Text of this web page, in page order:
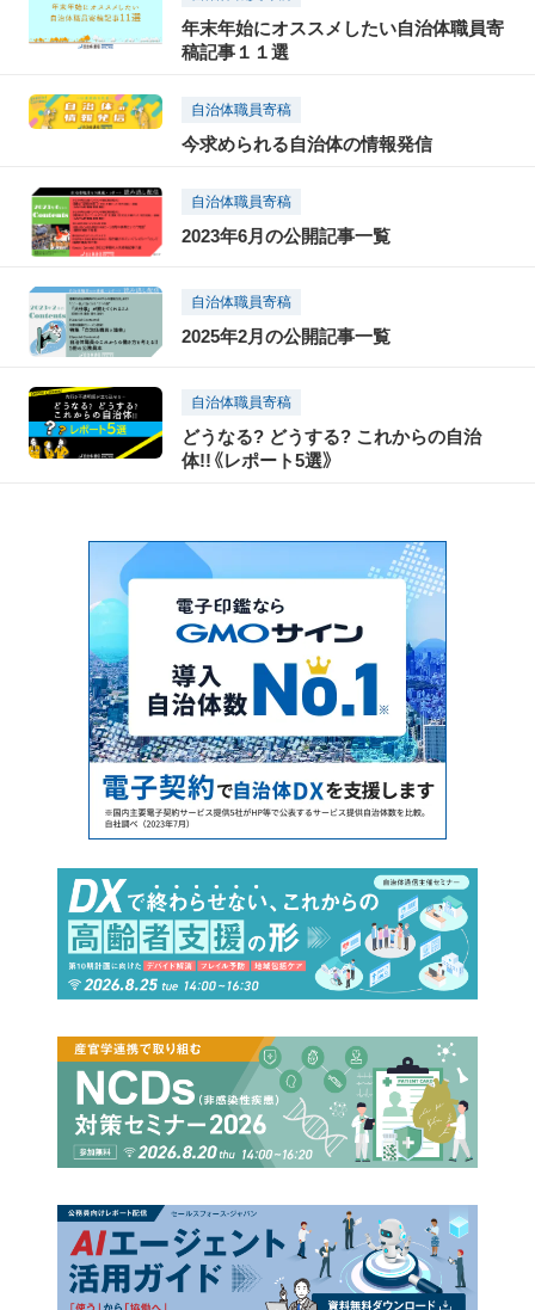
年末年始にオススメしたい自治体職員寄
稿記事１１選
自治体職員寄稿
今求められる自治体の情報発信
自治体職員寄稿
2023年6月の公開記事一覧
自治体職員寄稿
2025年2月の公開記事一覧
自治体職員寄稿
どうなる? どうする? これからの自治
体!!《レポート5選》